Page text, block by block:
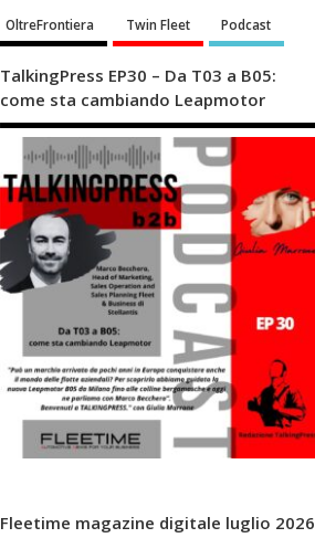
OltreFrontiera Twin Fleet Podcast
TalkingPress EP30 – Da T03 a B05:
come sta cambiando Leapmotor
Fleetime magazine digitale luglio 2026